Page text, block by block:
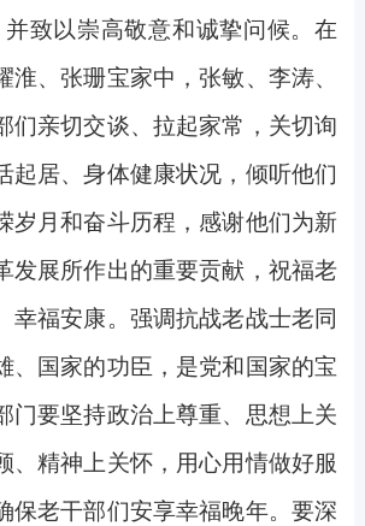
并致以崇高敬意和诚挚问候。在
淮、张珊宝家中，张敏、李涛、
们亲切交谈、拉起家常，关切询
起居、身体健康状况，倾听他们
岁月和奋斗历程，感谢他们为新
发展所作出的重要贡献，祝福老
幸福安康。强调抗战老战士老同
、国家的功臣，是党和国家的宝
门要坚持政治上尊重、思想上关
、精神上关怀，用心用情做好服
保老干部们安享幸福晚年。要深